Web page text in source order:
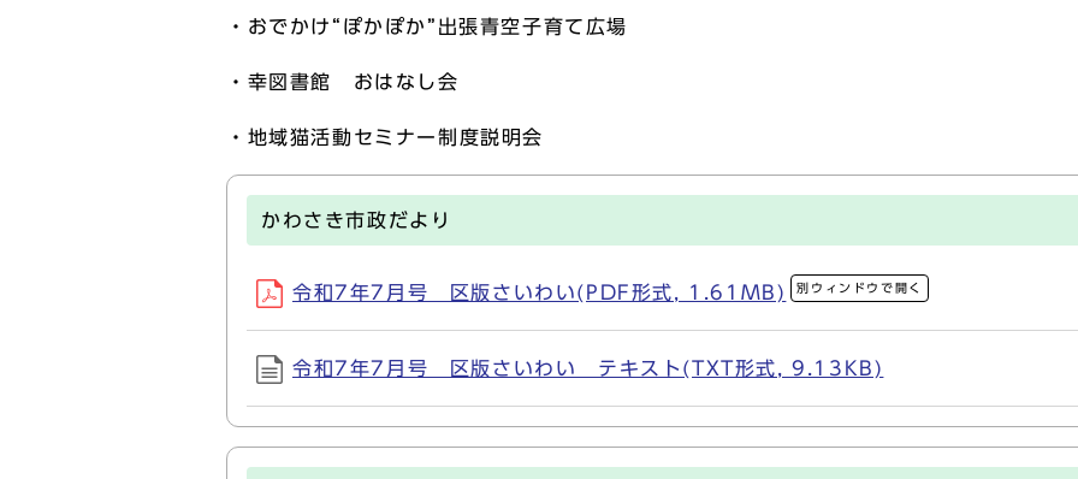
・おでかけ“ぽかぽか”出張青空子育て広場
・幸図書館 おはなし会
・地域猫活動セミナー制度説明会
かわさき市政だより
令和7年7月号 区版さいわい(PDF形式, 1.61MB) 別ウィンドウで開く
令和7年7月号 区版さいわい テキスト(TXT形式, 9.13KB)